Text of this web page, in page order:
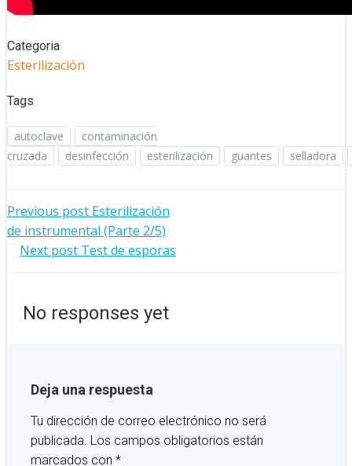
Categoria
Esterilización
Tags
autoclave
contaminación
cruzada
desinfección esterilización guantes selladora
Navegación
por
las
Previous post Esterilización
de instrumental (Parte 2/5)
Navegación
por
entradas
Next post Test de esporas
No responses yet
Deja una respuesta
Tu dirección de correo electrónico no será
publicada. Los campos obligatorios están
marcados con *